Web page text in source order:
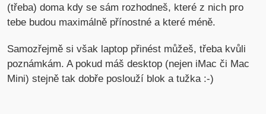
(třeba) doma kdy se sám rozhodneš, které z nich pro
tebe budou maximálně přínostné a které méně.
Samozřejmě si však laptop přinést můžeš, třeba kvůli
poznámkám. A pokud máš desktop (nejen iMac či Mac
Mini) stejně tak dobře poslouží blok a tužka :-)